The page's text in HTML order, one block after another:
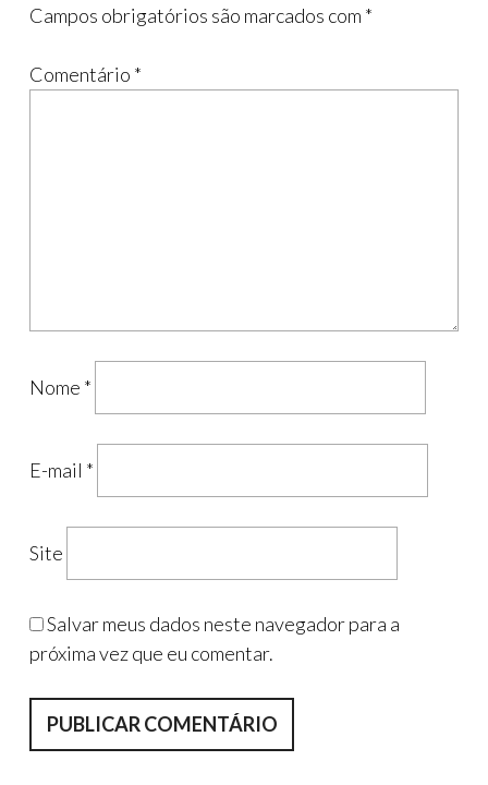
Campos obrigatórios são marcados com *
Comentário *
Nome *
E-mail *
Site
Salvar meus dados neste navegador para a
próxima vez que eu comentar.